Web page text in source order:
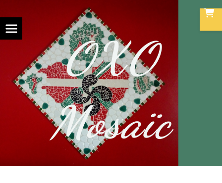
OXO
Mosaïc